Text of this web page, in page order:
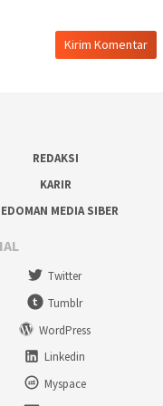
REDAKSI
KARIR
MEDIA SIBER
Twitter
Tumblr
WordPress
Linkedin
Myspace